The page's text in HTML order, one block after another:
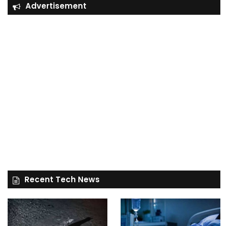
Advertisement
Recent Tech News